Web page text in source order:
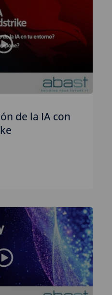
de la IA con